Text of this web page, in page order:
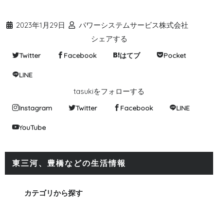
2023年1月29日
パワーシステムサービス株式会社
シェアする
Twitter Facebook はてブ Pocket
LINE
tasukiをフォローする
Instagram Twitter Facebook LINE
YouTube
東三河、豊橋などの生活情報
カテゴリから探す